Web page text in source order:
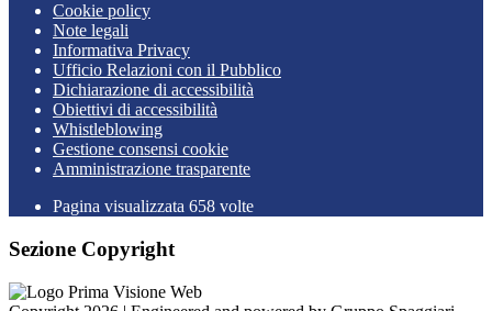
Cookie policy
Note legali
Informativa Privacy
Ufficio Relazioni con il Pubblico
Dichiarazione di accessibilità
Obiettivi di accessibilità
Whistleblowing
Gestione consensi cookie
Amministrazione trasparente
Pagina visualizzata 658 volte
Sezione Copyright